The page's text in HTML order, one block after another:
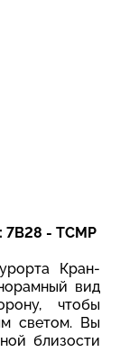
- TCMP
Кран-
вид
чтобы
светом. Вы
близости